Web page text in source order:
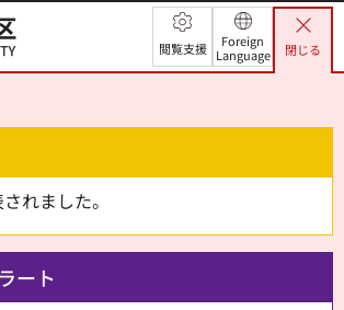
閲覧支援
Foreign
Language
閉じる
れました。
ート